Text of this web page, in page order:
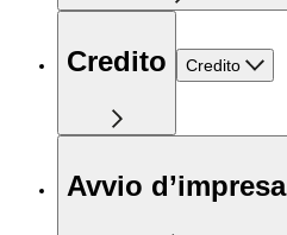
Credito Credito
Avvio d’impresa